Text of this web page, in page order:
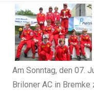
Am Sonntag, den 07.
Briloner AC in